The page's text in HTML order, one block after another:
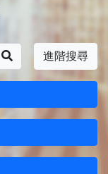
進階搜尋